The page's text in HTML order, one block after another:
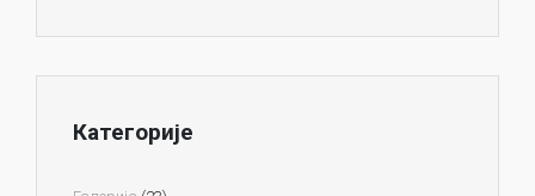
Категорије